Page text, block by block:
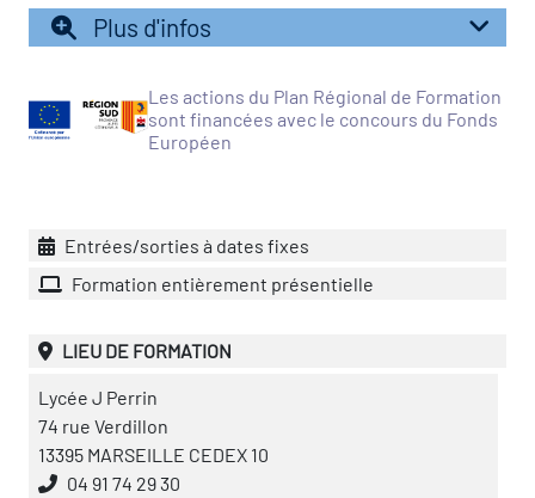
construction)
Plus d'infos
Les actions du Plan Régional de Formation
sont financées avec le concours du Fonds
Européen
Entrées/sorties à dates fixes
Formation entièrement présentielle
LIEU DE FORMATION
Lycée J Perrin
74 rue Verdillon
13395 MARSEILLE CEDEX 10
04 91 74 29 30